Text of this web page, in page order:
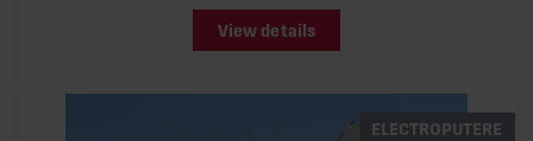
View details
ELECTROPUTERE